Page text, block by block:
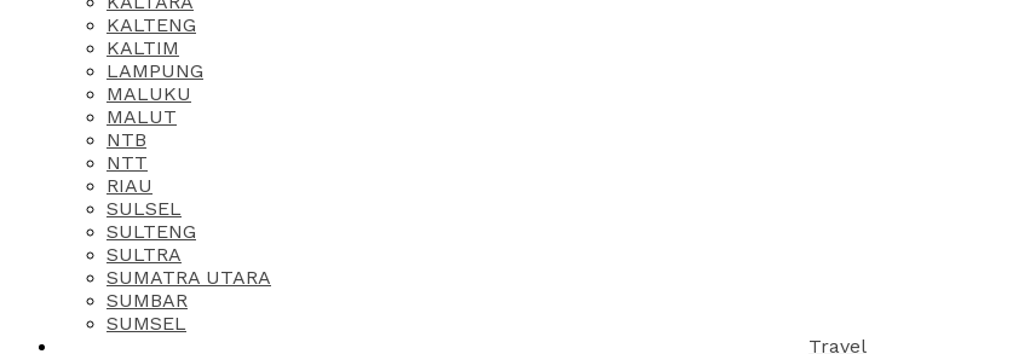
KALTENG
KALTIM
LAMPUNG
MALUKU
MALUT
NTB
NTT
RIAU
SULSEL
SULTENG
SULTRA
SUMATRA UTARA
SUMBAR
SUMSEL
Travel